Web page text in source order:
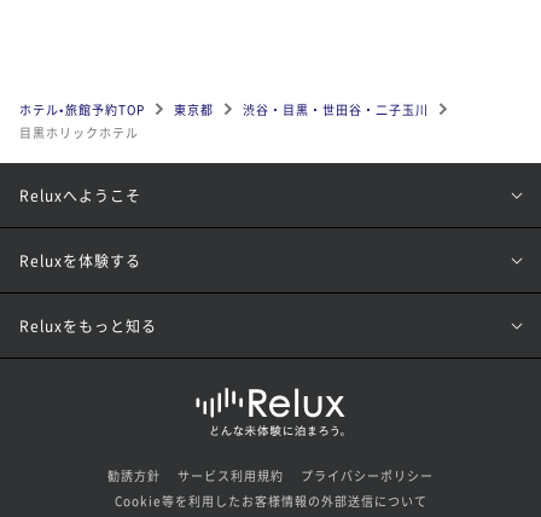
ホテル•旅館予約TOP 東京都
渋谷・目黒・世田谷・二子玉川
目黒ホリックホテル
Reluxへようこそ
Reluxを体験する
Reluxをもっと知る
勧誘方針 サービス利用規約
プライバシーポリシー
Cookie等を利用したお客様情報の外部送信について